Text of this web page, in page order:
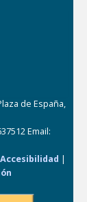
de España,
Email:
Accesibilidad |